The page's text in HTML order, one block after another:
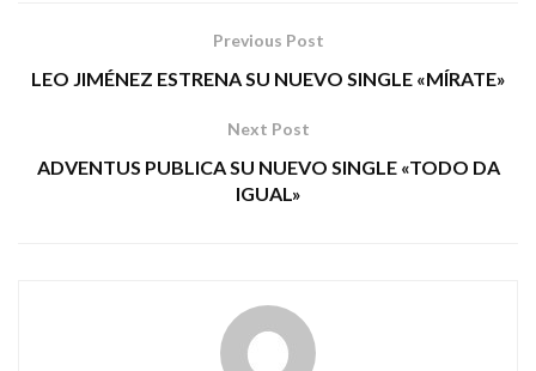
Previous Post
LEO JIMÉNEZ ESTRENA SU NUEVO SINGLE «MÍRATE»
Next Post
ADVENTUS PUBLICA SU NUEVO SINGLE «TODO DA
IGUAL»